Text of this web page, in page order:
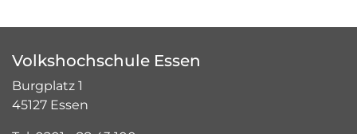
Volkshochschule Essen
Burgplatz 1
45127 Essen